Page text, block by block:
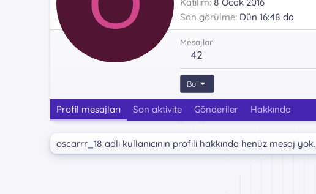
Katılım 8 Ocak 2016
Son görülme Dün 16:48 da
Mesajlar
42
Bul
Profil mesajları Son aktivite Gönderiler Hakkında
oscarrr_18 adlı kullanıcının profili hakkında henüz mesaj yok.